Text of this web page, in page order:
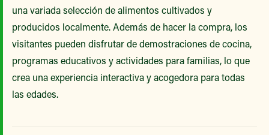
una variada selección de alimentos cultivados y
producidos localmente. Además de hacer la compra, los
visitantes pueden disfrutar de demostraciones de cocina,
programas educativos y actividades para familias, lo que
crea una experiencia interactiva y acogedora para todas
las edades.